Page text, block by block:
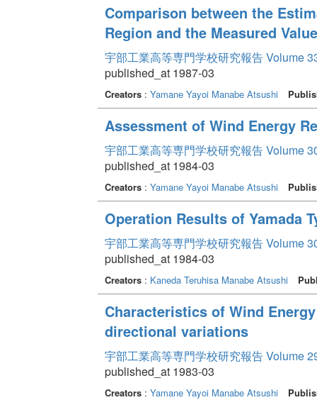
Comparison between the
Region and the Measured
宇部工業高等専門学校研究報告 Volume
published_at 1987-03
Creators: Yamane Yayoi Manabe Atsushi
Assessment of Wind Energy
宇部工業高等専門学校研究報告 Volume
published_at 1984-03
Creators: Yamane Yayoi Manabe Atsushi
Operation Results of Yamada
宇部工業高等専門学校研究報告 Volume
published_at 1984-03
Creators: Kaneda Teruhisa Manabe Atsushi
Characteristics of Wind
directional variations
宇部工業高等専門学校研究報告 Volume
published_at 1983-03
Creators: Yamane Yayoi Manabe Atsushi